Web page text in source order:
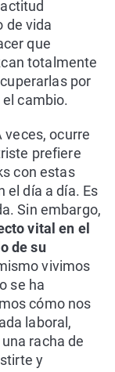
de vida
que
totalmente
por
cambio.
veces, ocurre
prefiere
con estas
el día a día. Es
Sin embargo,
vital en el
de su
vivimos
se ha
cómo nos
laboral,
racha de
y